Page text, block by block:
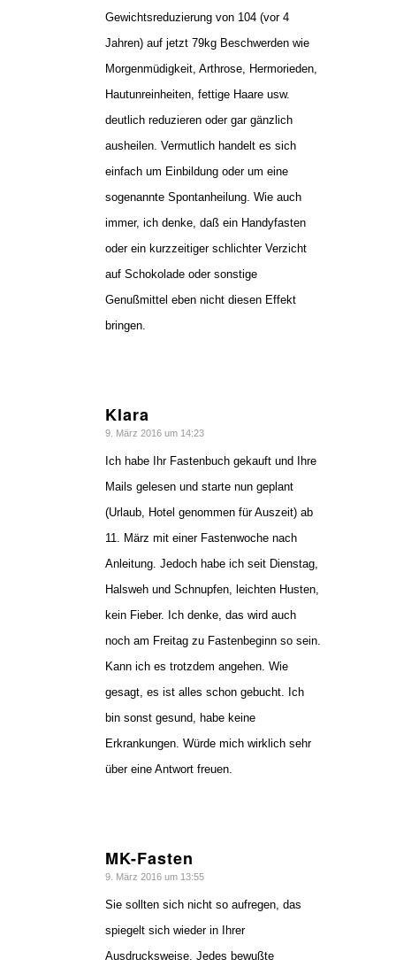
Gewichtsreduzierung von 104 (vor 4
Jahren) auf jetzt 79kg Beschwerden wie
Morgenmüdigkeit, Arthrose, Hermorieden,
Hautunreinheiten, fettige Haare usw.
deutlich reduzieren oder gar gänzlich
ausheilen. Vermutlich handelt es sich
einfach um Einbildung oder um eine
sogenannte Spontanheilung. Wie auch
immer, ich denke, daß ein Handyfasten
oder ein kurzzeitiger schlichter Verzicht
auf Schokolade oder sonstige
Genußmittel eben nicht diesen Effekt
bringen.
Klara
sagte:
9. März 2016 um 14:23
Ich habe Ihr Fastenbuch gekauft und Ihre
Mails gelesen und starte nun geplant
(Urlaub, Hotel genommen für Auszeit) ab
11. März mit einer Fastenwoche nach
Anleitung. Jedoch habe ich seit Dienstag,
Halsweh und Schnupfen, leichten Husten,
kein Fieber. Ich denke, das wird auch
noch am Freitag zu Fastenbeginn so sein.
Kann ich es trotzdem angehen. Wie
gesagt, es ist alles schon gebucht. Ich
bin sonst gesund, habe keine
Erkrankungen. Würde mich wirklich sehr
über eine Antwort freuen.
MK-Fasten
sagte:
9. März 2016 um 13:55
Sie sollten sich nicht so aufregen, das
spiegelt sich wieder in Ihrer
Ausdrucksweise. Jedes bewußte